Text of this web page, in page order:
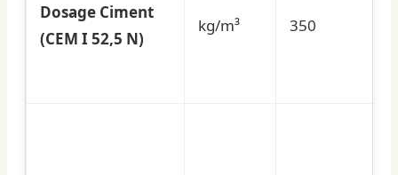
Dosage Ciment
(CEM I 52,5 N)
kg/m³ 350